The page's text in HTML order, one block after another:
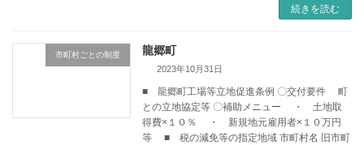
続きを読む
市町村ごとの制度 龍郷町
2023年10月31日
■ 龍郷町工場等立地促進条例 〇交付要件 町
との立地協定等 〇補助メニュー ・ 土地取
得費×１０％ ・ 新規地元雇用者×１０万円
等 ■ 税の減免等の指定地域 市町村名 旧市町